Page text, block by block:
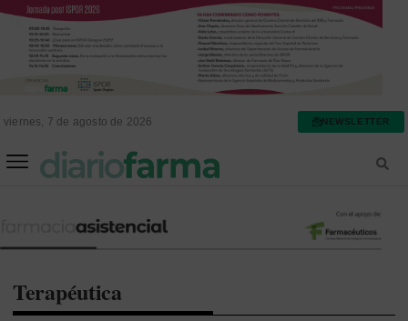
viernes, 7 de agosto de 2026 NEWSLETTER
Terapéutica